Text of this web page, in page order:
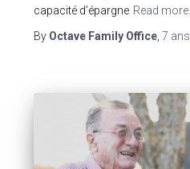
capacité d’épargne Read more…
By Octave Family Office, 7 ans